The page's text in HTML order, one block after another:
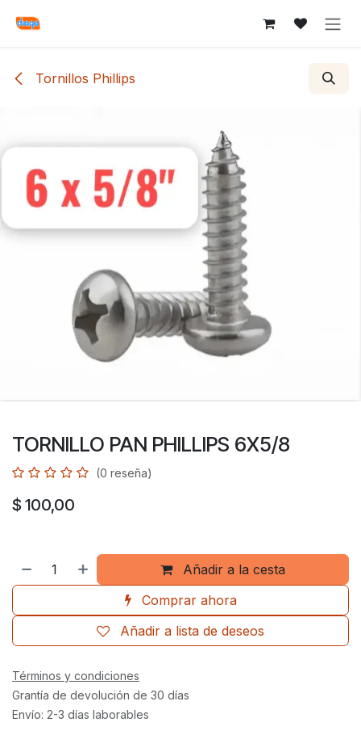
Tornillos Phillips
TORNILLO PAN PHILLIPS 6X5/8
(0 reseña)
$ 100,00
Añadir a la cesta
Comprar ahora
Añadir a lista de deseos
Términos y condiciones
Grantía de devolución de 30 días
Envío: 2-3 días laborables